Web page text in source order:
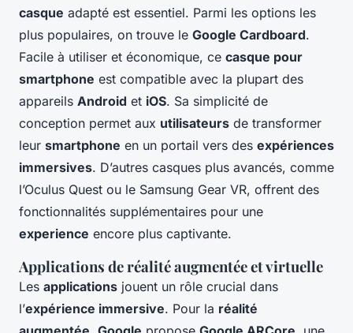
casque adapté est essentiel. Parmi les options les
plus populaires, on trouve le Google Cardboard.
Facile à utiliser et économique, ce casque pour
smartphone est compatible avec la plupart des
appareils Android et iOS. Sa simplicité de
conception permet aux utilisateurs de transformer
leur smartphone en un portail vers des expériences
immersives. D’autres casques plus avancés, comme
l’Oculus Quest ou le Samsung Gear VR, offrent des
fonctionnalités supplémentaires pour une
experience encore plus captivante.
Applications de réalité augmentée et virtuelle
Les applications jouent un rôle crucial dans
l’expérience immersive. Pour la réalité